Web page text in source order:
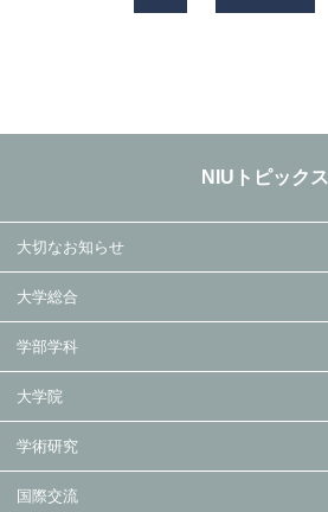
NIUトピックス
大切なお知らせ
大学総合
学部学科
大学院
学術研究
国際交流